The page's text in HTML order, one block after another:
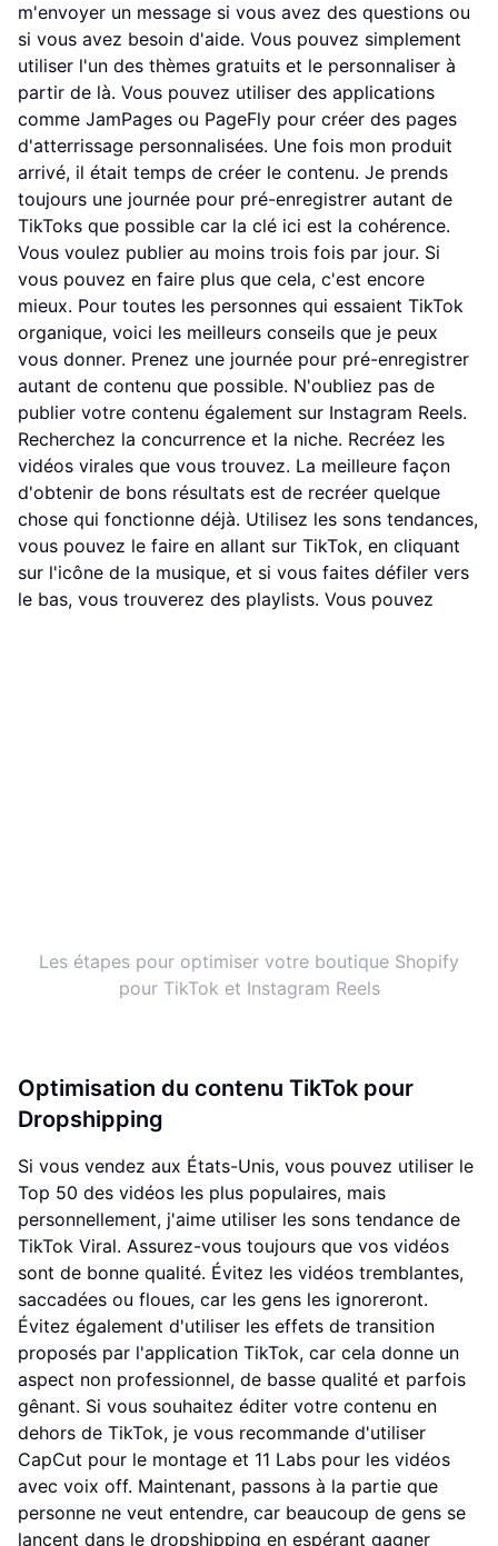
m'envoyer un message si vous avez des questions ou
si vous avez besoin d'aide. Vous pouvez simplement
utiliser l'un des thèmes gratuits et le personnaliser à
partir de là. Vous pouvez utiliser des applications
comme JamPages ou PageFly pour créer des pages
d'atterrissage personnalisées. Une fois mon produit
arrivé, il était temps de créer le contenu. Je prends
toujours une journée pour pré-enregistrer autant de
TikToks que possible car la clé ici est la cohérence.
Vous voulez publier au moins trois fois par jour. Si
vous pouvez en faire plus que cela, c'est encore
mieux. Pour toutes les personnes qui essaient TikTok
organique, voici les meilleurs conseils que je peux
vous donner. Prenez une journée pour pré-enregistrer
autant de contenu que possible. N'oubliez pas de
publier votre contenu également sur Instagram Reels.
Recherchez la concurrence et la niche. Recréez les
vidéos virales que vous trouvez. La meilleure façon
d'obtenir de bons résultats est de recréer quelque
chose qui fonctionne déjà. Utilisez les sons tendances,
vous pouvez le faire en allant sur TikTok, en cliquant
sur l'icône de la musique, et si vous faites défiler vers
le bas, vous trouverez des playlists. Vous pouvez
Les étapes pour optimiser votre boutique Shopify
pour TikTok et Instagram Reels
Optimisation du contenu TikTok pour
Dropshipping
Si vous vendez aux États-Unis, vous pouvez utiliser le
Top 50 des vidéos les plus populaires, mais
personnellement, j'aime utiliser les sons tendance de
TikTok Viral. Assurez-vous toujours que vos vidéos
sont de bonne qualité. Évitez les vidéos tremblantes,
saccadées ou floues, car les gens les ignoreront.
Évitez également d'utiliser les effets de transition
proposés par l'application TikTok, car cela donne un
aspect non professionnel, de basse qualité et parfois
gênant. Si vous souhaitez éditer votre contenu en
dehors de TikTok, je vous recommande d'utiliser
CapCut pour le montage et 11 Labs pour les vidéos
avec voix off. Maintenant, passons à la partie que
personne ne veut entendre, car beaucoup de gens se
lancent dans le dropshipping en espérant gagner